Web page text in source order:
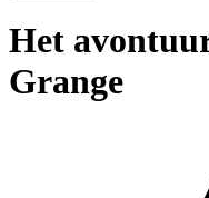
Het
Grange